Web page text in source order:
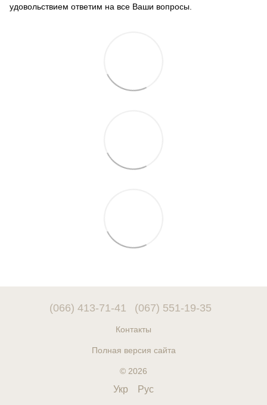
удовольствием ответим на все Ваши вопросы.
(066) 413-71-41 (067) 551-19-35
Контакты
Полная версия сайта
© 2026
Укр Рус